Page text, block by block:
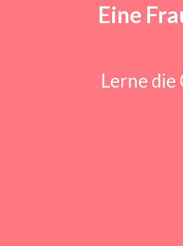
Eine
Lerne die